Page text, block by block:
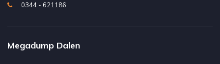
0344 - 621186
Megadump Dalen